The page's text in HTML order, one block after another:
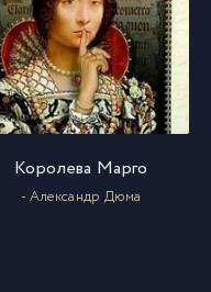
Королева Марго
- Александр Дюма